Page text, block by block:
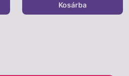
Kosárba